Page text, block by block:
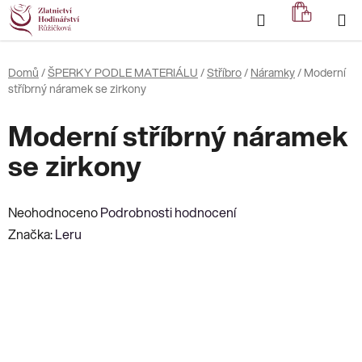
Přejít
na
obsah
Hledat
KOŠÍK
Domů /ŠPERKY PODLE MATERIÁLU /Stříbro/ Náramky/ Moderní
stříbrný náramek se zirkony
Moderní stříbrný náramek
se zirkony
Průměrné
hodnocení
NeohodnocenoPodrobnosti hodnocení
Značka:Leru